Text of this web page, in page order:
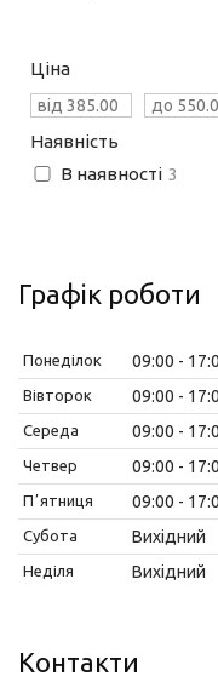
Ціна
Наявність
В наявності 3
Графік роботи
Понеділок 09:00
Вівторок 09:00
Середа 09:00
Четвер 09:00
Пʼятниця 09:00
Субота Вихідний
Неділя Вихідний
Контакти